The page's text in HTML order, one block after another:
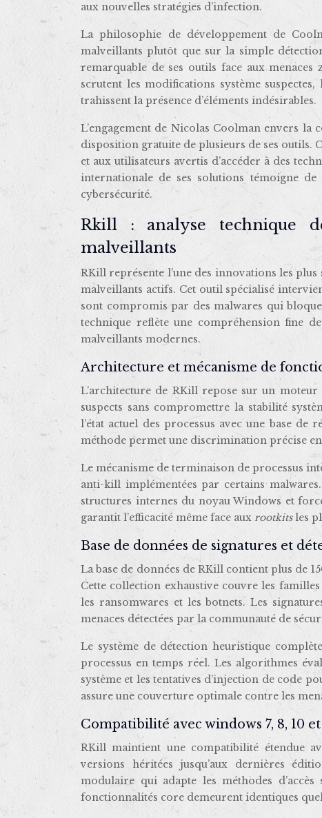
aux nouvelles stratégies d’infection.
La philosophie de développement de
malveillants plutôt que sur la simple
remarquable de ses outils face aux
scrutent les modifications système
trahissent la présence d’éléments indésirables.
L’engagement de Nicolas Coolman envers
disposition gratuite de plusieurs de ses outils.
et aux utilisateurs avertis d’accéder à des
internationale de ses solutions témoigne
cybersécurité.
Rkill : analyse technique
malveillants
RKill représente l’une des innovations les
malveillants actifs. Cet outil spécialisé
sont compromis par des malwares qui
technique reflète une compréhension fine
malveillants modernes.
Architecture et mécanisme de
L’architecture de RKill repose sur un
suspects sans compromettre la stabilité
l’état actuel des processus avec une base
méthode permet une discrimination précise
Le mécanisme de terminaison de processus
anti-kill implémentées par certains
structures internes du noyau Windows et
garantit l’efficacité même face aux rootkitsles
Base de données de signatures et
La base de données de RKill contient plus de
Cette collection exhaustive couvre les
les ransomwares et les botnets. Les
menaces détectées par la communauté de
Le système de détection heuristique
processus en temps réel. Les algorithmes
système et les tentatives d’injection de code
assure une couverture optimale contre les
Compatibilité avec windows 7, 8, 10 et
RKill maintient une compatibilité étendue
versions héritées jusqu’aux dernières
modulaire qui adapte les méthodes
fonctionnalités core demeurent identiques